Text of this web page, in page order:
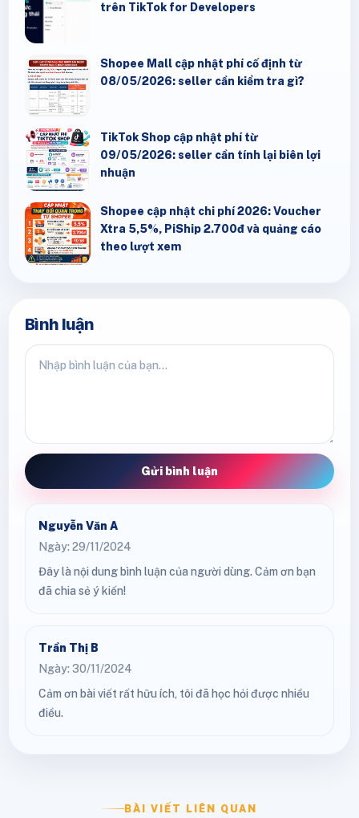
trên TikTok for Developers
Shopee Mall cập nhật phí cố định từ
08/05/2026: seller cần kiểm tra gì?
TikTok Shop cập nhật phí từ
09/05/2026: seller cần tính lại biên lợi
nhuận
Shopee cập nhật chi phí 2026: Voucher
Xtra 5,5%, PiShip 2.700đ và quảng cáo
theo lượt xem
Bình luận
Gửi bình luận
Nguyễn Văn A
Ngày: 29/11/2024
Đây là nội dung bình luận của người dùng. Cảm ơn bạn
đã chia sẻ ý kiến!
Trần Thị B
Ngày: 30/11/2024
Cảm ơn bài viết rất hữu ích, tôi đã học hỏi được nhiều
điều.
BÀI VIẾT LIÊN QUAN